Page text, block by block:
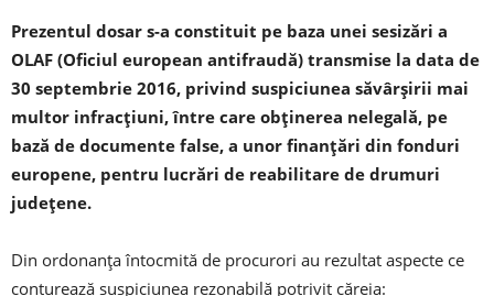
Prezentul dosar s-a constituit pe baza unei sesizări a
OLAF (Oficiul european antifraudă) transmise la data de
30 septembrie 2016, privind suspiciunea săvârșirii mai
multor infracțiuni, între care obținerea nelegală, pe
bază de documente false, a unor finanțări din fonduri
europene, pentru lucrări de reabilitare de drumuri
județene.
Din ordonanța întocmită de procurori au rezultat aspecte ce
conturează suspiciunea rezonabilă potrivit căreia: